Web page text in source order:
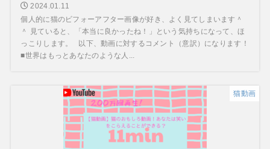
2024.01.11
個人的に猫のビフォーアフター画像が好き、よく見てしまいます＾
＾ 見ていると、「本当に良かったね！」という気持ちになって、ほ
っこりします。 以下、動画に対するコメント（意訳）になります！
■世界はもっとあなたのような人...
猫動画